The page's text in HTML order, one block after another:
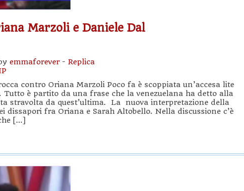
Marzoli e Daniele Dal
emmaforever- Replica
contro Oriana Marzoli Poco fa è scoppiata un’accesa lite
è partito da una frase che la venezuelana ha detto alla
stravolta da quest’ultima. La nuova interpretazione della
dissapori fra Oriana e Sarah Altobello. Nella discussione c’è
[…]